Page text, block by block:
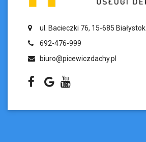
ul. Bacieczki 76, 15-685 Białystok
692-476-999
biuro@picewiczdachy.pl